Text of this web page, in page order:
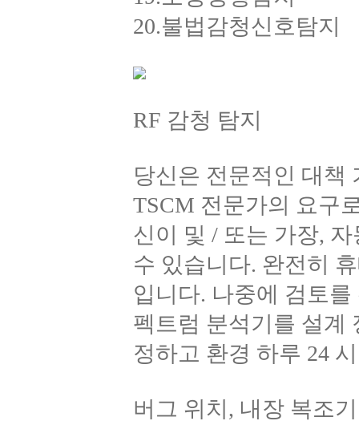
20.불법감청신호탐지
RF 감청 탐지
당신은 전문적인 대책
TSCM 전문가의 요구
신이 및 / 또는 가장,
수 있습니다. 완전히
입니다. 나중에 검토
펙트럼 분석기를 설계
정하고 환경 하루 24
버그 위치, 내장 복조